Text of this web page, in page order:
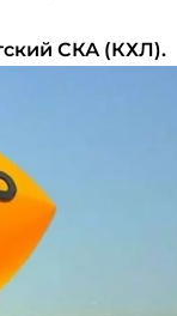
СКА (КХЛ).